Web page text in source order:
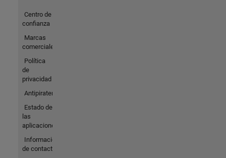
Centro de
confianza
Marcas
comerciales
Política
de
privacidad
Antipiratería
Estado de
las
aplicaciones
Información
de contacto